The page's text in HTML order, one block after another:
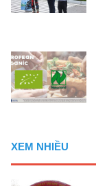
XEM NHIỀU